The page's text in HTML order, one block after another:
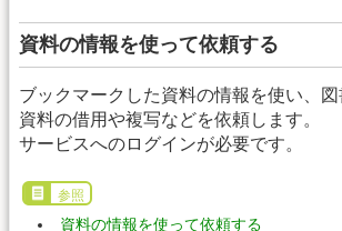
資料の情報を使って依頼する
ブックマークした資料の情報を使い、
資料の借用や複写などを依頼します。
サービスへのログインが必要です。
参照
資料の情報を使って依頼する